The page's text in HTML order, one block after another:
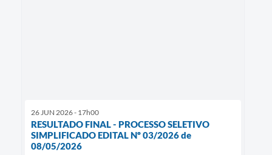
26 JUN 2026 - 17h00
RESULTADO FINAL - PROCESSO SELETIVO
SIMPLIFICADO EDITAL Nº 03/2026 de
08/05/2026